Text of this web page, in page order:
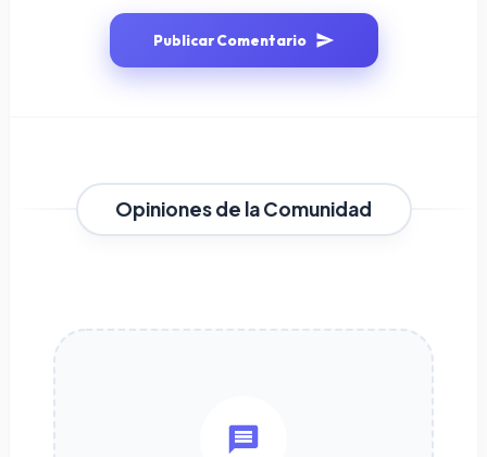
Publicar Comentario
Opiniones de la Comunidad